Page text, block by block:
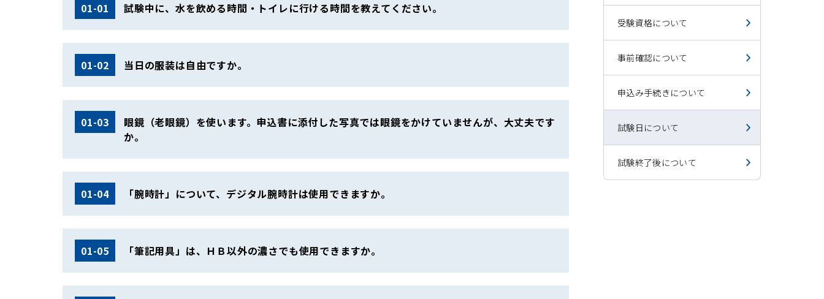
01-01 試験中に、水を飲める時間・トイレに行ける時間を教えてください。
01-02 当日の服装は自由ですか。
01-03
眼鏡（老眼鏡）を使います。申込書に添付した写真では眼鏡をかけていませんが、大丈夫です
か。
01-04 「腕時計」について、デジタル腕時計は使用できますか。
01-05 「筆記用具」は、ＨＢ以外の濃さでも使用できますか。
受験資格について
事前確認について
申込み手続きについて
試験日について
試験終了後について